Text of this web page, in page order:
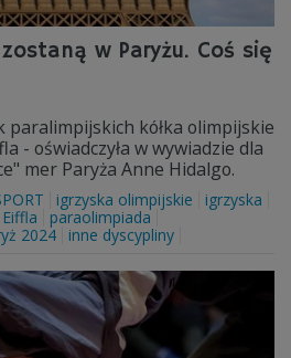
w Paryżu. Coś się
paralimpijskich kółka olimpijskie
- oświadczyła w wywiadzie dla
mer Paryża Anne Hidalgo.
igrzyska olimpijskie
igrzyska
paraolimpiada
2024
inne dyscypliny